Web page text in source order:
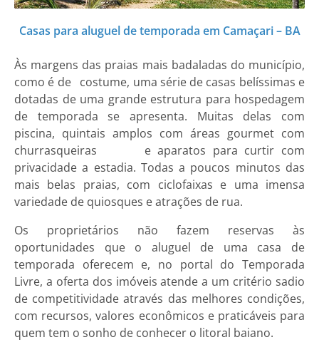
Casas para aluguel de temporada em Camaçari – BA
Às margens das praias mais badaladas do município,
como é de costume, uma série de casas belíssimas e
dotadas de uma grande estrutura para hospedagem
de temporada se apresenta. Muitas delas com
piscina, quintais amplos com áreas gourmet com
churrasqueiras e aparatos para curtir com
privacidade a estadia. Todas a poucos minutos das
mais belas praias, com ciclofaixas e uma imensa
variedade de quiosques e atrações de rua.
Os proprietários não fazem reservas às
oportunidades que o aluguel de uma casa de
temporada oferecem e, no portal do Temporada
Livre, a oferta dos imóveis atende a um critério sadio
de competitividade através das melhores condições,
com recursos, valores econômicos e praticáveis para
quem tem o sonho de conhecer o litoral baiano.